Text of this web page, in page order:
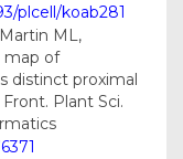
plcell/koab281
ML,
map of
distinct proximal
Plant Sci.